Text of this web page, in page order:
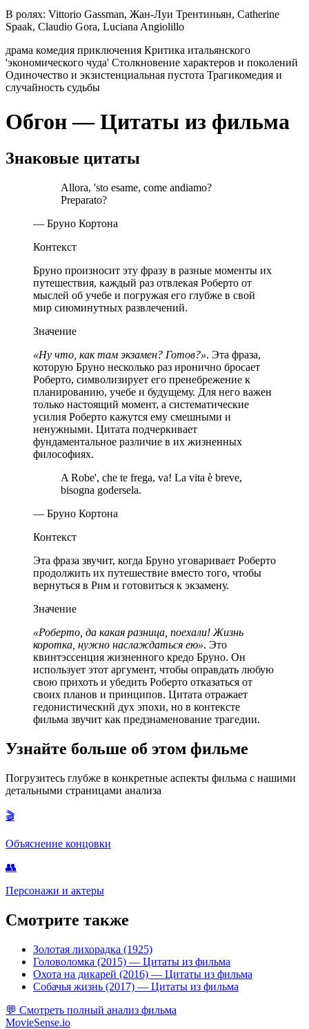
В ролях: Vittorio Gassman, Жан-Луи Трентиньян, Catherine
Spaak, Claudio Gora, Luciana Angiolillo
драма комедия приключения Критика итальянского
'экономического чуда' Столкновение характеров и поколений
Одиночество и экзистенциальная пустота Трагикомедия и
случайность судьбы
Обгон — Цитаты из фильма
Знаковые цитаты
Allora, 'sto esame, come andiamo?
Preparato?
— Бруно Кортона
Контекст
Бруно произносит эту фразу в разные моменты их
путешествия, каждый раз отвлекая Роберто от
мыслей об учебе и погружая его глубже в свой
мир сиюминутных развлечений.
Значение
«Ну что, как там экзамен? Готов?». Эта фраза,
которую Бруно несколько раз иронично бросает
Роберто, символизирует его пренебрежение к
планированию, учебе и будущему. Для него важен
только настоящий момент, а систематические
усилия Роберто кажутся ему смешными и
ненужными. Цитата подчеркивает
фундаментальное различие в их жизненных
философиях.
A Robe', che te frega, va! La vita è breve,
bisogna godersela.
— Бруно Кортона
Контекст
Эта фраза звучит, когда Бруно уговаривает Роберто
продолжить их путешествие вместо того, чтобы
вернуться в Рим и готовиться к экзамену.
Значение
«Роберто, да какая разница, поехали! Жизнь
коротка, нужно наслаждаться ею». Это
квинтэссенция жизненного кредо Бруно. Он
использует этот аргумент, чтобы оправдать любую
свою прихоть и убедить Роберто отказаться от
своих планов и принципов. Цитата отражает
гедонистический дух эпохи, но в контексте
фильма звучит как предзнаменование трагедии.
Узнайте больше об этом фильме
Погрузитесь глубже в конкретные аспекты фильма с нашими
детальными страницами анализа
🎬
Объяснение концовки
👥
Персонажи и актеры
Смотрите также
Золотая лихорадка (1925)
Головоломка (2015) — Цитаты из фильма
Охота на дикарей (2016) — Цитаты из фильма
Собачья жизнь (2017) — Цитаты из фильма
💬 Смотреть полный анализ фильма
MovieSense.io